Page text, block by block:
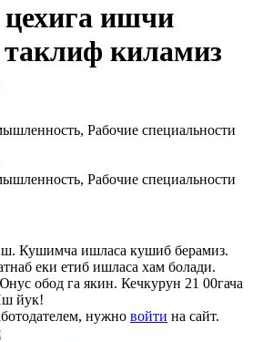
ишчи
киламиз
Рабочие специальности
Рабочие специальности
Кушимча ишласа кушиб берамиз.
еки етиб ишласа хам болади.
обод га якин. Кечкурун 21 00гача
йук!
нужно войти на сайт.